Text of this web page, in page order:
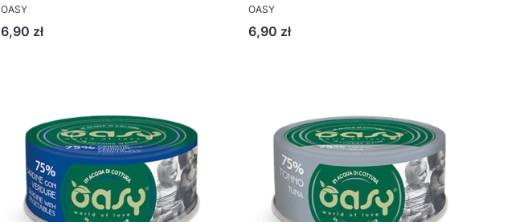
OASY
Cena
6,90 zł
OASY
Cena
6,90 zł